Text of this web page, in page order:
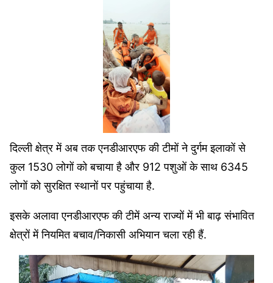
दिल्ली क्षेत्र में अब तक एनडीआरएफ की टीमों ने दुर्गम इलाकों से
कुल 1530 लोगों को बचाया है और 912 पशुओं के साथ 6345
लोगों को सुरक्षित स्थानों पर पहुंचाया है.
इसके अलावा एनडीआरएफ की टीमें अन्य राज्यों में भी बाढ़ संभावित
क्षेत्रों में नियमित बचाव/निकासी अभियान चला रही हैं.